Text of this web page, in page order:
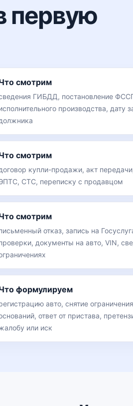
первую
смотрим
ГИБДД, постановление
производства, дату
смотрим
купли-продажи, акт
СТС, переписку с продавцом
смотрим
отказ, запись на
документы на авто, VIN,
формулируем
авто, снятие
ответ от пристава,
или иск